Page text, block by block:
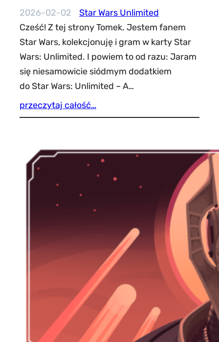
2026-02-02
Star Wars Unlimited
Cześć! Z tej strony Tomek. Jestem fanem
Star Wars, kolekcjonuję i gram w karty Star
Wars: Unlimited. I powiem to od razu: Jaram
się niesamowicie siódmym dodatkiem
do Star Wars: Unlimited – A…
przeczytaj całość…